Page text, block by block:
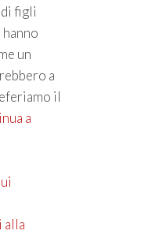
figli
un
a
il
a
alla